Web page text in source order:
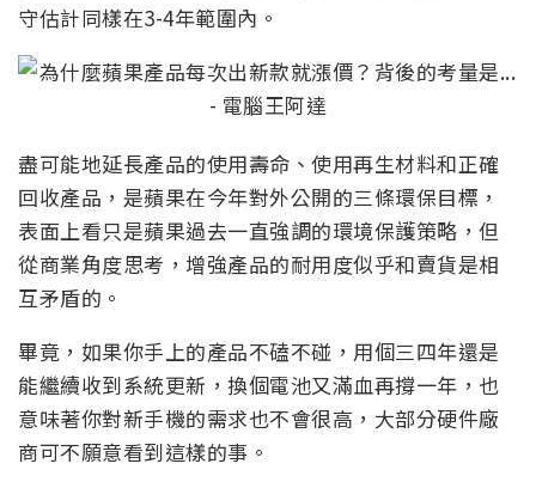
守估計同樣在3-4年範圍內。
盡可能地延長產品的使用壽命、使用再生材料和正確
回收產品，是蘋果在今年對外公開的三條環保目標，
表面上看只是蘋果過去一直強調的環境保護策略，但
從商業角度思考，增強產品的耐用度似乎和賣貨是相
互矛盾的。
畢竟，如果你手上的產品不磕不碰，用個三四年還是
能繼續收到系統更新，換個電池又滿血再撐一年，也
意味著你對新手機的需求也不會很高，大部分硬件廠
商可不願意看到這樣的事。